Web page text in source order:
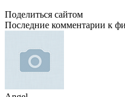
Поделиться сайтом
Последние комментарии к